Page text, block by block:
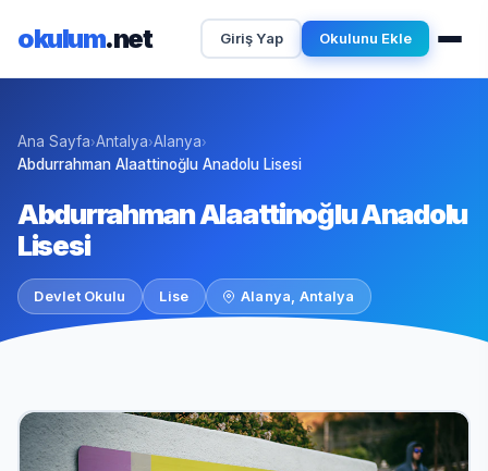
okulum.net Giriş Yap Okulunu Ekle
Ana Sayfa›Antalya›Alanya›
Abdurrahman Alaattinoğlu Anadolu Lisesi
Abdurrahman Alaattinoğlu Anadolu
Lisesi
Devlet Okulu Lise Alanya, Antalya